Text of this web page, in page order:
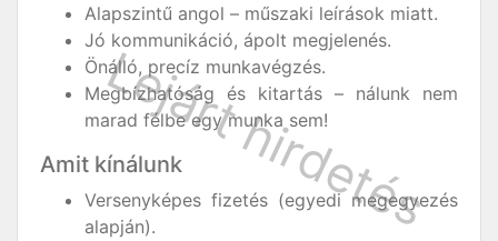
Alapszintű angol – műszaki leírások miatt.
Jó kommunikáció, ápolt megjelenés.
Önálló, precíz munkavégzés.
Megbízhatóság és kitartás – nálunk nem
marad félbe egy munka sem!
Amit kínálunk
Versenyképes fizetés (egyedi megegyezés
alapján).